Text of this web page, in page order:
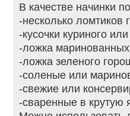
В качестве начинки
-несколько ломтиков
-кусочки куриного
-ложка маринованных
-ложка зеленого
-соленые или
-свежие или
-сваренные в крутую